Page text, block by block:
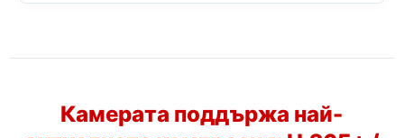
Камерата поддържа най-